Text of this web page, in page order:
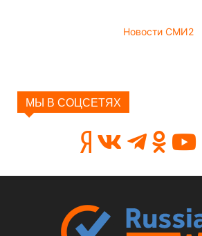
Новости СМИ2
МЫ В СОЦСЕТЯХ